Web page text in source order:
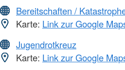
Bereitschaften /
Karte: Link zur Google
Jugendrotkreuz
Karte: Link zur Google